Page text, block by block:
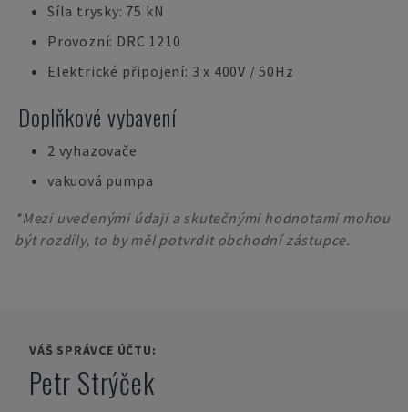
Síla trysky: 75 kN
Provozní: DRC 1210
Elektrické připojení: 3 x 400V / 50Hz
Doplňkové vybavení
2 vyhazovače
vakuová pumpa
*Mezi uvedenými údaji a skutečnými hodnotami mohou
být rozdíly, to by měl potvrdit obchodní zástupce.
VÁŠ SPRÁVCE ÚČTU:
Petr Strýček